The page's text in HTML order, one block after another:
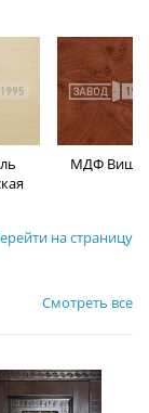
МДФ
на страницу
Смотреть все